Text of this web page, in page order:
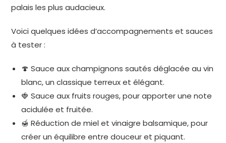
palais les plus audacieux.
Voici quelques idées d’accompagnements et sauces
à tester :
🍄 Sauce aux champignons sautés déglacée au vin
blanc, un classique terreux et élégant.
🍓 Sauce aux fruits rouges, pour apporter une note
acidulée et fruitée.
🍯 Réduction de miel et vinaigre balsamique, pour
créer un équilibre entre douceur et piquant.